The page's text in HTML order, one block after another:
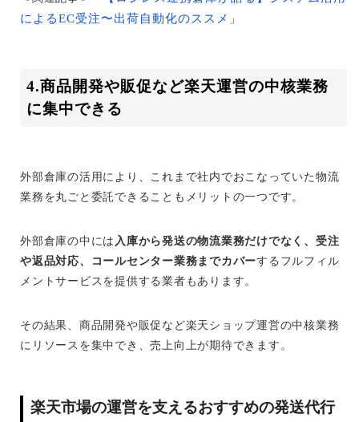
によるEC受注〜出荷自動化のススメ 」
4.商品開発や販促など楽天運営の中核業務
に集中できる
外部倉庫の活用により、これまで社内でおこなっていた物流
業務を丸ごと委託できることもメリットの一つです。
外部倉庫の中には 入庫から発送の物流業務だけでなく、受注
や返品対応、コールセンター業務までカバーするフルフィル
メントサービスを提供する業者もあります。
その結果、商品開発や販促など楽天ショップ運営の中核業務
にリソースを集中でき、売上向上が期待できます。
楽天市場の運営を支えるおすすめの発送代行